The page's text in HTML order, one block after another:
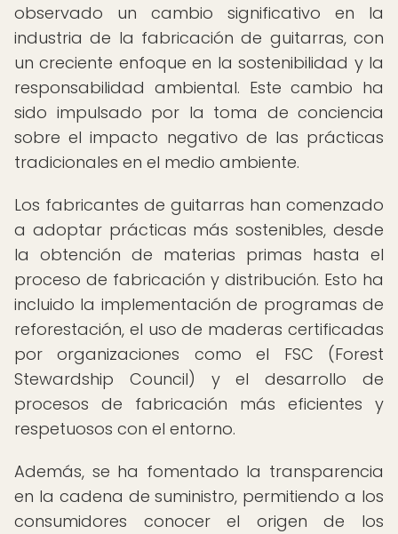
observado un cambio significativo en la
industria de la fabricación de guitarras, con
un creciente enfoque en la sostenibilidad y la
responsabilidad ambiental. Este cambio ha
sido impulsado por la toma de conciencia
sobre el impacto negativo de las prácticas
tradicionales en el medio ambiente.
Los fabricantes de guitarras han comenzado
a adoptar prácticas más sostenibles, desde
la obtención de materias primas hasta el
proceso de fabricación y distribución. Esto ha
incluido la implementación de programas de
reforestación, el uso de maderas certificadas
por organizaciones como el FSC (Forest
Stewardship Council) y el desarrollo de
procesos de fabricación más eficientes y
respetuosos con el entorno.
Además, se ha fomentado la transparencia
en la cadena de suministro, permitiendo a los
consumidores conocer el origen de los